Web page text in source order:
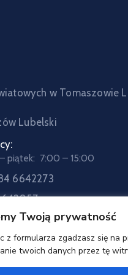
Twoją prywatność
z formularza zgadzasz się na
twoich danych przez tę
w Tomaszowie
Lubelski
piątek: 7:00 – 15:00
6642273